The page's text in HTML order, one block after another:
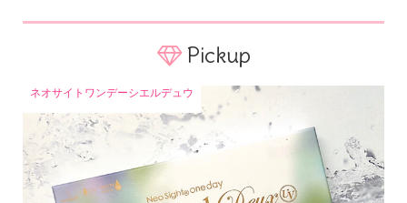
Pickup
ネオサイトワンデーシエルデュウ